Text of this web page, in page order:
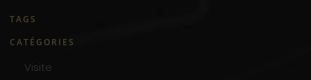
TAGS
CATÉGORIES
Visite